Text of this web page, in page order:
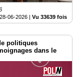
28-06-2026 | Vu 33639 fois
politiques
dans le